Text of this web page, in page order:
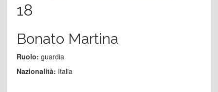
18
Bonato Martina
Ruolo: guardia
Nazionalità: Italia